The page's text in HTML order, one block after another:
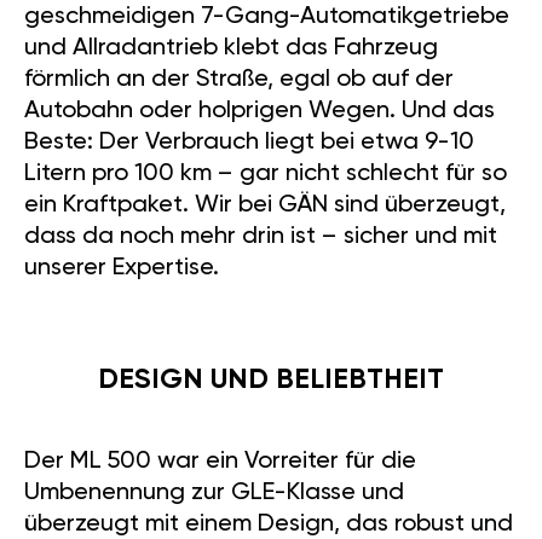
geschmeidigen 7-Gang-Automatikgetriebe
und Allradantrieb klebt das Fahrzeug
förmlich an der Straße, egal ob auf der
Autobahn oder holprigen Wegen. Und das
Beste: Der Verbrauch liegt bei etwa 9-10
Litern pro 100 km – gar nicht schlecht für so
ein Kraftpaket. Wir bei GÄN sind überzeugt,
dass da noch mehr drin ist – sicher und mit
unserer Expertise.
DESIGN UND BELIEBTHEIT
Der ML 500 war ein Vorreiter für die
Umbenennung zur GLE-Klasse und
überzeugt mit einem Design, das robust und